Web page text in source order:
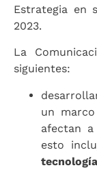
Estrategia en
2023.
La
siguientes:
un
afectan
esto